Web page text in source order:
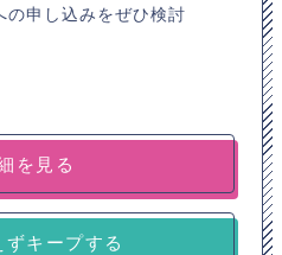
申し込みをぜひ検討
を見る
ずキープする